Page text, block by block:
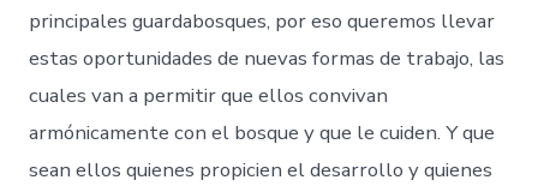
principales guardabosques, por eso queremos llevar
estas oportunidades de nuevas formas de trabajo, las
cuales van a permitir que ellos convivan
armónicamente con el bosque y que le cuiden. Y que
sean ellos quienes propicien el desarrollo y quienes